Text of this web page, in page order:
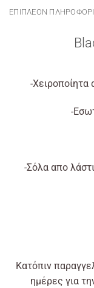
ΕΠΙΠΛΈΟΝ
-Χειροποίητα
-
-Σόλα απο
Κατόπιν
ημέρες για